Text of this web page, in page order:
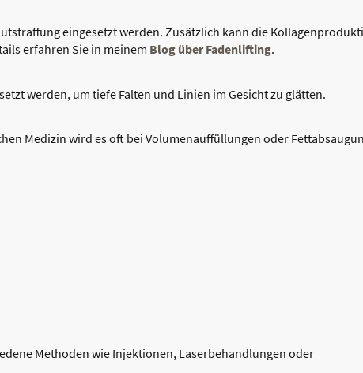
eingesetzt werden. Zusätzlich kann die
erfahren Sie in meinem Blog über Fadenlifting.
werden, um tiefe Falten und Linien im Gesicht zu glätten.
Medizin wird es oft bei Volumenauffüllungen oder
Methoden wie Injektionen, Laserbehandlungen oder